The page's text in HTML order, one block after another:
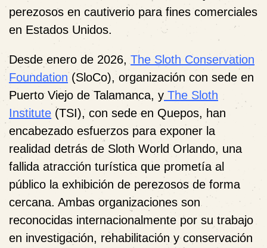
perezosos en cautiverio para fines comerciales
en Estados Unidos.
Desde enero de 2026, The Sloth Conservation
Foundation(SloCo), organización con sede en
Puerto Viejo de Talamanca, y The Sloth
Institute (TSI), con sede en Quepos, han
encabezado esfuerzos para exponer la
realidad detrás de Sloth World Orlando, una
fallida atracción turística que prometía al
público la exhibición de perezosos de forma
cercana. Ambas organizaciones son
reconocidas internacionalmente por su trabajo
en investigación, rehabilitación y conservación